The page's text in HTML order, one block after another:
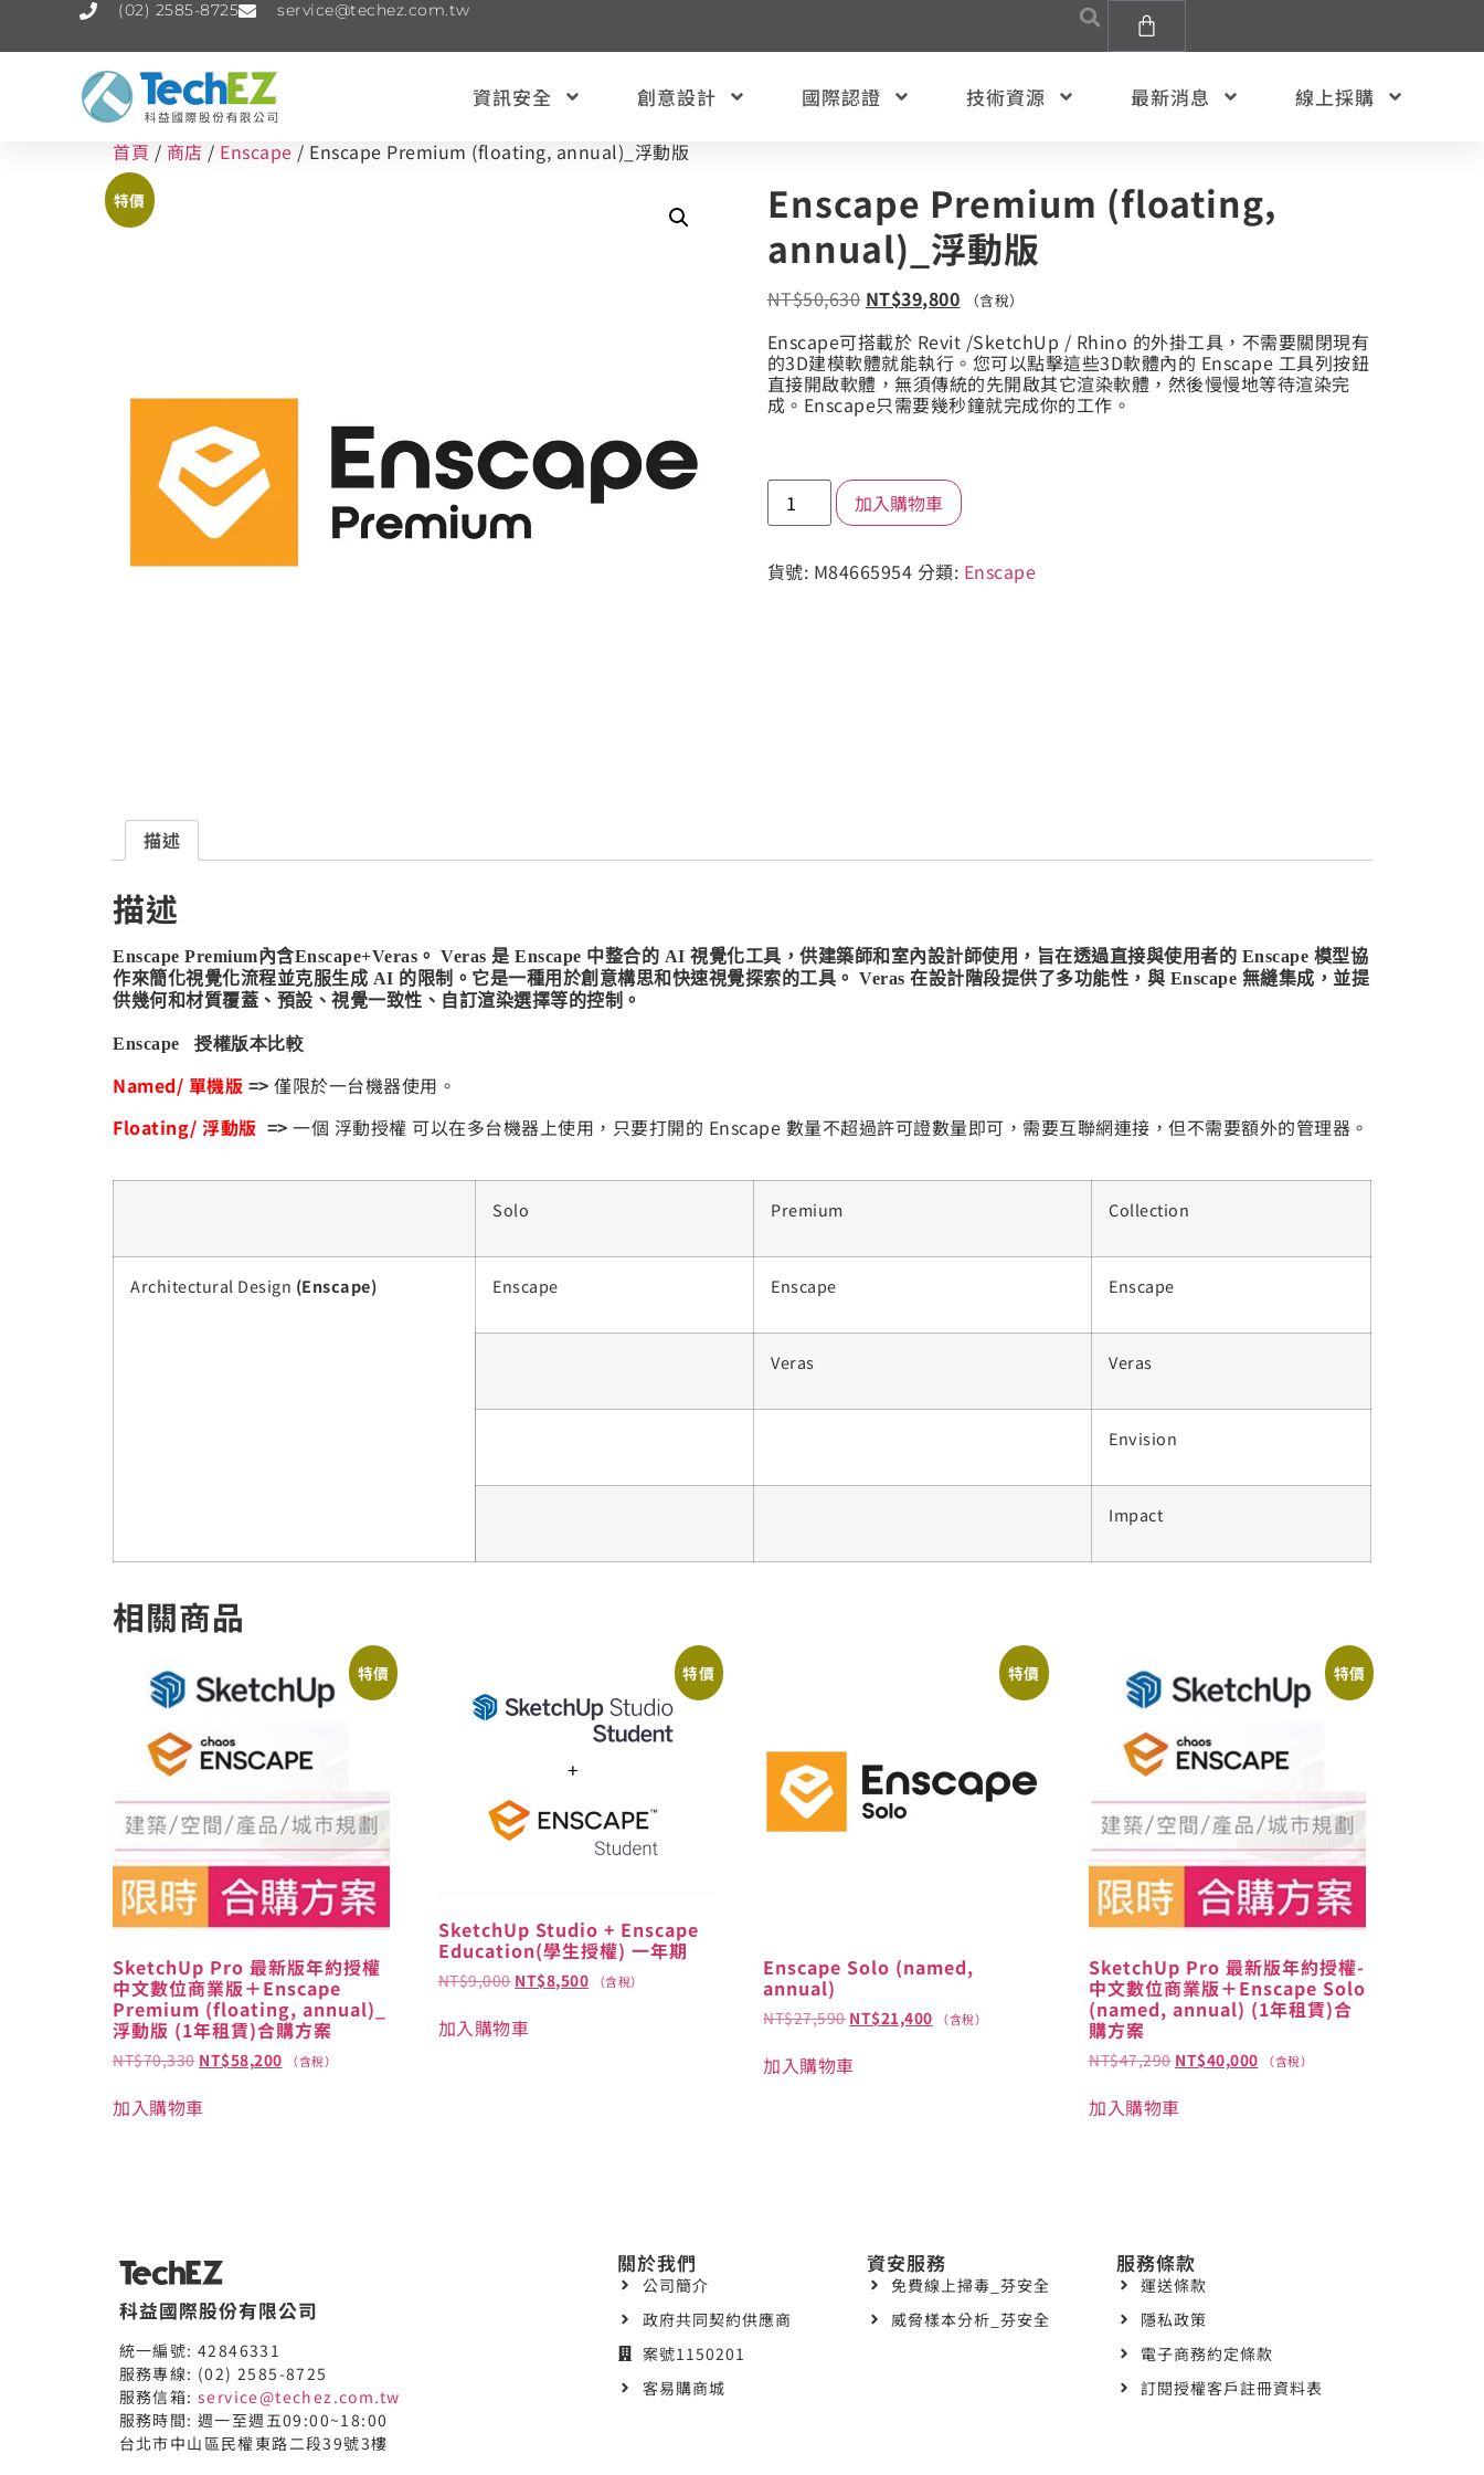
(02) 2585-8725 service@techez.com.tw
資訊安全 創意設計 國際認證 技術資源 最新消息 線上採購
首頁 / 商店 / Enscape / Enscape Premium (floating, annual)_浮動版
特價
Enscape Premium (floating,
annual)_浮動版
NT$50,630 NT$39,800 （含稅）
Enscape可搭載於 Revit /SketchUp / Rhino 的外掛工具，不需要關閉現有
的3D建模軟體就能執行。您可以點擊這些3D軟體內的 Enscape 工具列按鈕
直接開啟軟體，無須傳統的先開啟其它渲染軟體，然後慢慢地等待渲染完
成。Enscape只需要幾秒鐘就完成你的工作。
加入購物車
貨號: M84665954 分類: Enscape
描述
描述
Enscape Premium內含Enscape+Veras。 Veras 是 Enscape 中整合的 AI 視覺化工具，供建築師和室內設計師使用，旨在透過直接與使用者的 Enscape 模型協
作來簡化視覺化流程並克服生成 AI 的限制。它是一種用於創意構思和快速視覺探索的工具。 Veras 在設計階段提供了多功能性，與 Enscape 無縫集成，並提
供幾何和材質覆蓋、預設、視覺一致性、自訂渲染選擇等的控制。
Enscape 授權版本比較
Named/ 單機版 => 僅限於一台機器使用。
Floating/ 浮動版 => 一個 浮動授權 可以在多台機器上使用，只要打開的 Enscape 數量不超過許可證數量即可，需要互聯網連接，但不需要額外的管理器。
Solo Premium Collection
Architectural Design (Enscape) Enscape Enscape Enscape
Veras Veras
Envision
Impact
相關商品
特價
SketchUp Pro 最新版年約授權
中文數位商業版＋Enscape
Premium (floating, annual)_
浮動版 (1年租賃)合購方案
NT$70,330 NT$58,200 （含稅）
加入購物車
特價
SketchUp Studio + Enscape
Education(學生授權) 一年期
NT$9,000 NT$8,500 （含稅）
加入購物車
特價
Enscape Solo (named,
annual)
NT$27,590 NT$21,400 （含稅）
加入購物車
特價
SketchUp Pro 最新版年約授權-
中文數位商業版＋Enscape Solo
(named, annual) (1年租賃)合
購方案
NT$47,290 NT$40,000 （含稅）
加入購物車
科益國際股份有限公司
統一編號: 42846331
服務專線: (02) 2585-8725
服務信箱: service@techez.com.tw
服務時間: 週一至週五09:00~18:00
台北市中山區民權東路二段39號3樓
關於我們
公司簡介
政府共同契約供應商
案號1150201
客易購商城
資安服務
免費線上掃毒_芬安全
威脅樣本分析_芬安全
服務條款
運送條款
隱私政策
電子商務約定條款
訂閱授權客戶註冊資料表